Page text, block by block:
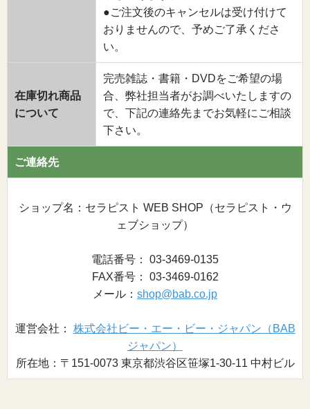
●ご注文後のキャンセルは受け付けて
おりませんので、予めご了承くださ
い。
在庫切れ商品
について
完売雑誌・書籍・DVDをご希望の場
合、弊社担当者がお調べいたしますの
で、下記の連絡先までお気軽にご相談
下さい。
ご連絡先
ショップ名：セラピスト WEB SHOP（セラピスト・ウ
ェブショップ）
電話番号： 03-3469-0135
FAX番号： 03-3469-0162
メール： shop@bab.co.jp
運営会社： 株式会社ビー・エー・ビー・ジャパン（BAB
ジャパン）
所在地：〒151-0073 東京都渋谷区笹塚1-30-11 中村ビル